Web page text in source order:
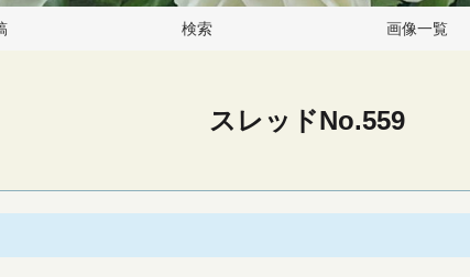
検索 画像一覧
スレッドNo.559